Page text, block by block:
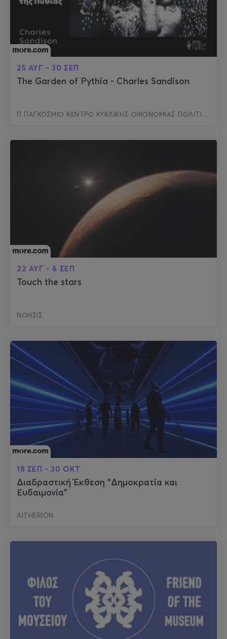
25 ΑΥΓ - 30 ΣΕΠ
The Garden of Pythia - Charles Sandison
Π ΠΑΓΚΟΣΜΙΟ ΚΕΝΤΡΟ ΚΥΚΛΙΚΗΣ ΟΙΚΟΝΟΜΙΑΣ ΠΟΛΙΤΙΣΜΟΥ
22 ΑΥΓ - 6 ΣΕΠ
Touch the stars
ΝΟΗΣΙΣ
18 ΣΕΠ - 30 ΟΚΤ
Διαδραστική Έκθεση "Δημοκρατία και
Ευδαιμονία"
AITHERION